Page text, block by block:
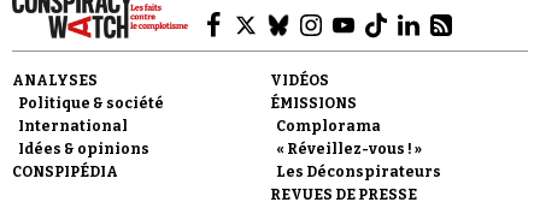
Faire un don
ANALYSES
Politique & société
International
Idées & opinions
CONSPIPÉDIA
VIDÉOS
ÉMISSIONS
Complorama
« Réveillez-vous ! »
Les Déconspirateurs
REVUES DE PRESSE